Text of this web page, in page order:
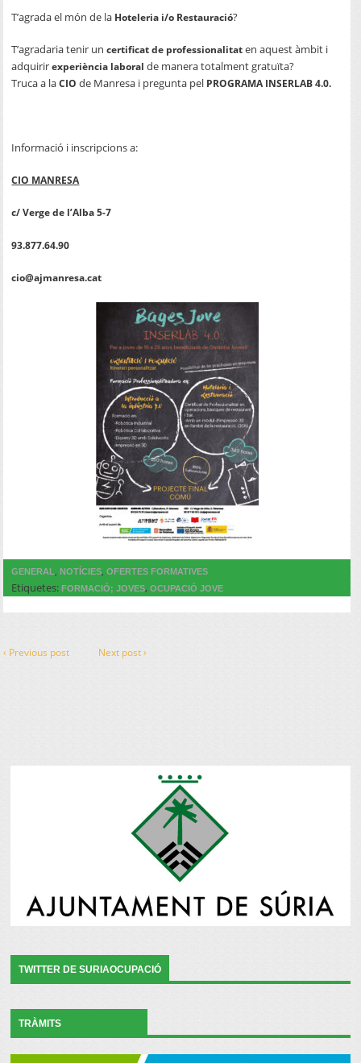
T’agrada el món de la Hoteleria i/o Restauració?
T’agradaria tenir uncertificat de professionalitaten aquest àmbit i
adquirirexperiència laboral de manera totalment gratuïta?
Truca a laCIOde Manresa i pregunta pel PROGRAMA INSERLAB 4.0.
Informació i inscripcions a:
CIO MANRESA
c/ Verge de l’Alba 5-7
93.877.64.90
cio@ajmanresa.cat
GENERAL,NOTÍCIES,OFERTES FORMATIVES
Etiquetes:FORMACIÓ; JOVES,OCUPACIÓ JOVE
‹ Previous post Next post ›
TWITTER DE SURIAOCUPACIÓ
TRÀMITS